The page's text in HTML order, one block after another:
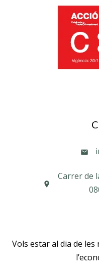
Carrer de
Vols estar al dia de